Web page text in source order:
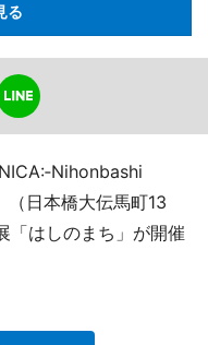
る
日本橋大伝馬町13
はしのまち」が開催